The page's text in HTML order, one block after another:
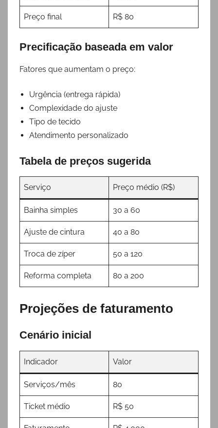
Preço final R$ 80
Precificação baseada em valor
Fatores que aumentam o preço:
Urgência (entrega rápida)
Complexidade do ajuste
Tipo de tecido
Atendimento personalizado
Tabela de preços sugerida
Serviço Preço médio (R$)
Bainha simples 30 a 60
Ajuste de cintura 40 a 80
Troca de zíper 50 a 120
Reforma completa 80 a 200
Projeções de faturamento
Cenário inicial
Indicador Valor
Serviços/mês 80
Ticket médio R$ 50